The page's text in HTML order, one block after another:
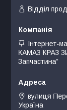
Відділ
Інтернет-
КАМАЗ КРАЗ
Запчастина"
вулиця
Україна